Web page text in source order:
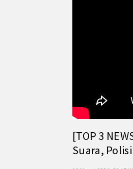
[TOP 3
Suara,